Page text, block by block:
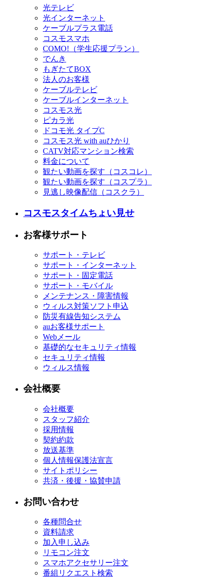
光テレビ
光インターネット
ケーブルプラス電話
コスモスマホ
COMO!（学生応援プラン）
でんき
もぎたてBOX
法人のお客様
ケーブルテレビ
ケーブルインターネット
コスモス光
ピカラ光
ドコモ光 タイプC
コスモス光 with auひかり
CATV対応マンション検索
料金について
観たい動画を探す（コスコレ）
観たい動画を探す（コスプラ）
見逃し映像配信（コスクラ）
コスモスタイムちょい見せ
お客様サポート
サポート・テレビ
サポート・インターネット
サポート・固定電話
サポート・モバイル
メンテナンス・障害情報
ウィルス対策ソフト申込
防災有線告知システム
auお客様サポート
Webメール
基礎的なセキュリティ情報
セキュリティ情報
ウィルス情報
会社概要
会社概要
スタッフ紹介
採用情報
契約約款
放送基準
個人情報保護法宣言
サイトポリシー
共済・後援・協賛申請
お問い合わせ
各種問合せ
資料請求
加入申し込み
リモコン注文
スマホアクセサリー注文
番組リクエスト検索